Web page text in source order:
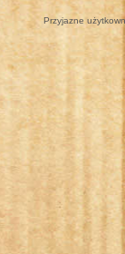
Przyjazne